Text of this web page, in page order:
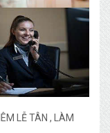
LỄ TÂN , LÀM